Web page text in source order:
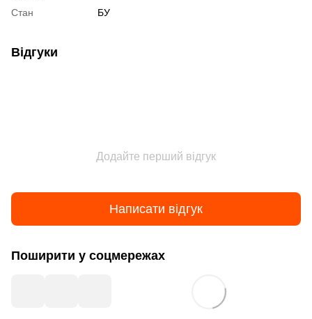
Стан БУ
Відгуки
Додайте перший відгук
Написати відгук
Поширити у соцмережах